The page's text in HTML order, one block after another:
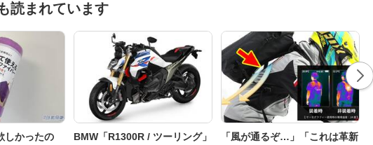
読まれています
しかったの
BMW「R1300R / ツーリング」
「風が通るぞ…」「これは革新